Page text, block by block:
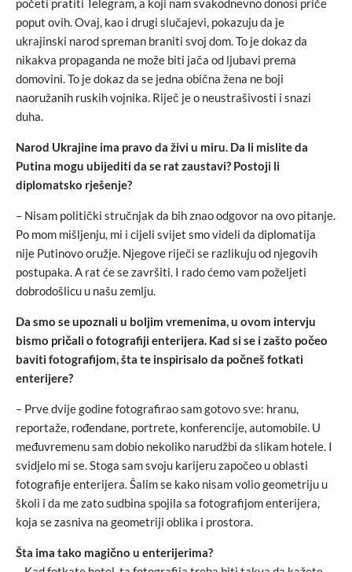
početi pratiti Telegram, a koji nam svakodnevno donosi priče
poput ovih. Ovaj, kao i drugi slučajevi, pokazuju da je
ukrajinski narod spreman braniti svoj dom. To je dokaz da
nikakva propaganda ne može biti jača od ljubavi prema
domovini. To je dokaz da se jedna obična žena ne boji
naoružanih ruskih vojnika. Riječ je o neustrašivosti i snazi
duha.
Narod Ukrajine ima pravo da živi u miru. Da li mislite da
Putina mogu ubijediti da se rat zaustavi? Postoji li
diplomatsko rješenje?
– Nisam politički stručnjak da bih znao odgovor na ovo pitanje.
Po mom mišljenju, mi i cijeli svijet smo videli da diplomatija
nije Putinovo oružje. Njegove riječi se razlikuju od njegovih
postupaka. A rat će se završiti. I rado ćemo vam poželjeti
dobrodošlicu u našu zemlju.
Da smo se upoznali u boljim vremenima, u ovom intervju
bismo pričali o fotografiji enterijera. Kad si se i zašto počeo
baviti fotografijom, šta te inspirisalo da počneš fotkati
enterijere?
– Prve dvije godine fotografirao sam gotovo sve: hranu,
reportaže, rođendane, portrete, konferencije, automobile. U
međuvremenu sam dobio nekoliko narudžbi da slikam hotele. I
svidjelo mi se. Stoga sam svoju karijeru započeo u oblasti
fotografije enterijera. Šalim se kako nisam volio geometriju u
školi i da me zato sudbina spojila sa fotografijom enterijera,
koja se zasniva na geometriji oblika i prostora.
Šta ima tako magično u enterijerima?